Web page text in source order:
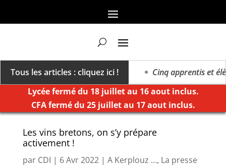
Tous les articles : cliquez ici !
vers un millésime des extrêmes »
Cinq apprentis et
Lycée fermé du 18 juillet au 16 aout inclus.
CFA fermé du 25 juillet au 17 aout inclus.
Les vins bretons, on s’y prépare
activement !
par CDI | 6 Avr 2022| A Kerplouz …, La presse